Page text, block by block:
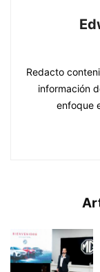
Redacto
información
enfoque